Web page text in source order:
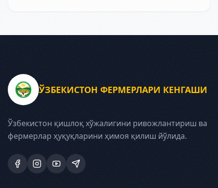
ЎЗБЕКИСТОН ФЕРМЕРЛАРИ КЕНГАШИ
Ўзбекистон қишлоқ хўжалигини ривожлантириш ва
фермерлар ҳуқуқларини ҳимоя қилиш йўлида.